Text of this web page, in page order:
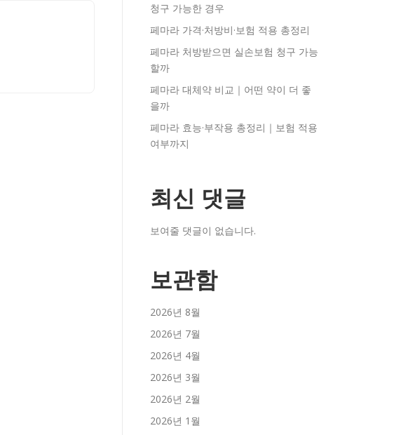
청구 가능한 경우
페마라 가격·처방비·보험 적용 총정리
페마라 처방받으면 실손보험 청구 가능
할까
페마라 대체약 비교｜어떤 약이 더 좋
을까
페마라 효능·부작용 총정리｜보험 적용
여부까지
최신 댓글
보여줄 댓글이 없습니다.
보관함
2026년 8월
2026년 7월
2026년 4월
2026년 3월
2026년 2월
2026년 1월